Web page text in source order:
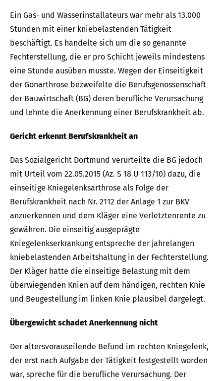
Ein Gas- und Wasserinstallateurs war mehr als 13.000
Stunden mit einer kniebelastenden Tätigkeit
beschäftigt. Es handelte sich um die so genannte
Fechterstellung, die er pro Schicht jeweils mindestens
eine Stunde ausüben musste. Wegen der Einseitigkeit
der Gonarthrose bezweifelte die Berufsgenossenschaft
der Bauwirtschaft (BG) deren berufliche Verursachung
und lehnte die Anerkennung einer Berufskrankheit ab.
Gericht erkennt Berufskrankheit an
Das Sozialgericht Dortmund verurteilte die BG jedoch
mit Urteil vom 22.05.2015 (Az. S 18 U 113/10) dazu, die
einseitige Kniegelenksarthrose als Folge der
Berufskrankheit nach Nr. 2112 der Anlage 1 zur BKV
anzuerkennen und dem Kläger eine Verletztenrente zu
gewähren. Die einseitig ausgeprägte
Kniegelenkserkrankung entspreche der jahrelangen
kniebelastenden Arbeitshaltung in der Fechterstellung.
Der Kläger hatte die einseitige Belastung mit dem
überwiegenden Knien auf dem händigen, rechten Knie
und Beugestellung im linken Knie plausibel dargelegt.
Übergewicht schadet Anerkennung nicht
Der altersvorauseilende Befund im rechten Kniegelenk,
der erst nach Aufgabe der Tätigkeit festgestellt worden
war, spreche für die berufliche Verursachung. Der